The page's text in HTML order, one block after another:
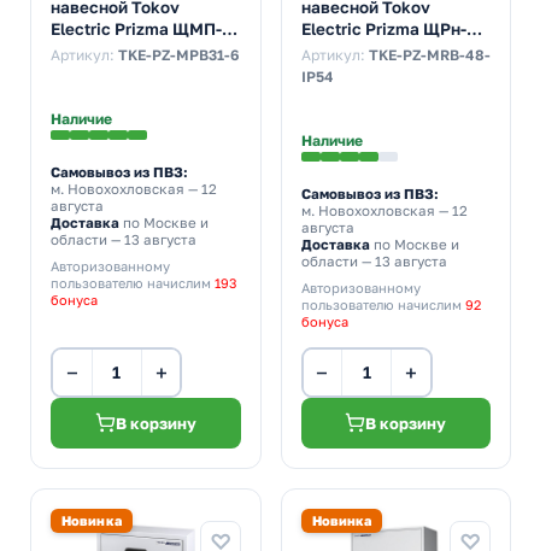
навесной Tokov
Electric Prizma ЩМП-6
1200х750х300 с
Артикул: TKE-PZ-MPB31-6
Наличие
Самовывоз из ПВЗ:
м. Новохохловская — 12
августа
Доставка по Москве и
области — 13 августа
Авторизованному
пользователю начислим 193
бонуса
− +
В корзину
навесной Tokov
Electric Prizma ЩРн-48
48м 650х310х120 с
Din-рейкой IP54 серый
Артикул: TKE-PZ-MRB-48-
IP54
Наличие
Самовывоз из ПВЗ:
м. Новохохловская — 12
августа
Доставкапо Москве и
области — 13 августа
Авторизованному
пользователю начислим 92
бонуса
− +
В корзину
Новинка Новинка